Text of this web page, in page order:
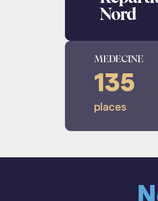
Nord
MEDECINE
135
places